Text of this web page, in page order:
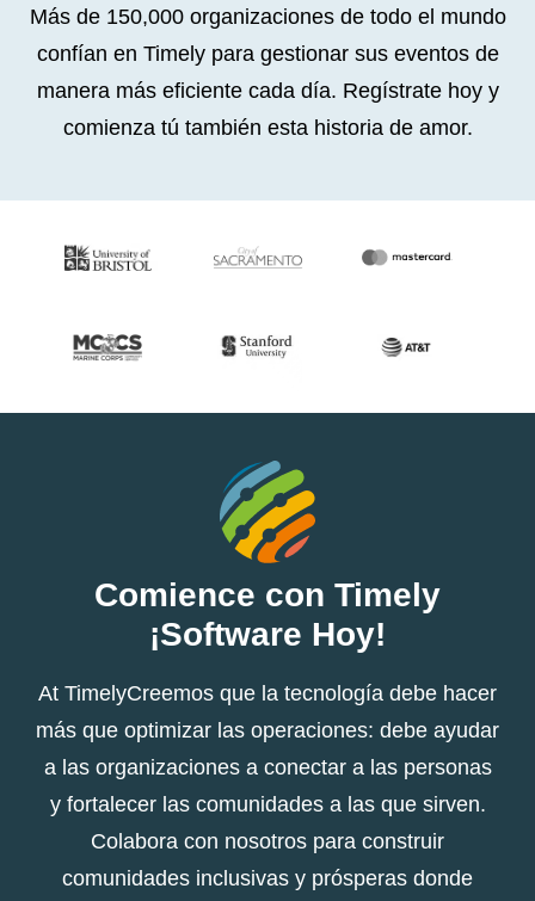
Más de 150,000 organizaciones de todo el mundo
confían en Timely para gestionar sus eventos de
manera más eficiente cada día. Regístrate hoy y
comienza tú también esta historia de amor.
Comience con Timely
¡Software Hoy!
At TimelyCreemos que la tecnología debe hacer
más que optimizar las operaciones: debe ayudar
a las organizaciones a conectar a las personas
y fortalecer las comunidades a las que sirven.
Colabora con nosotros para construir
comunidades inclusivas y prósperas donde